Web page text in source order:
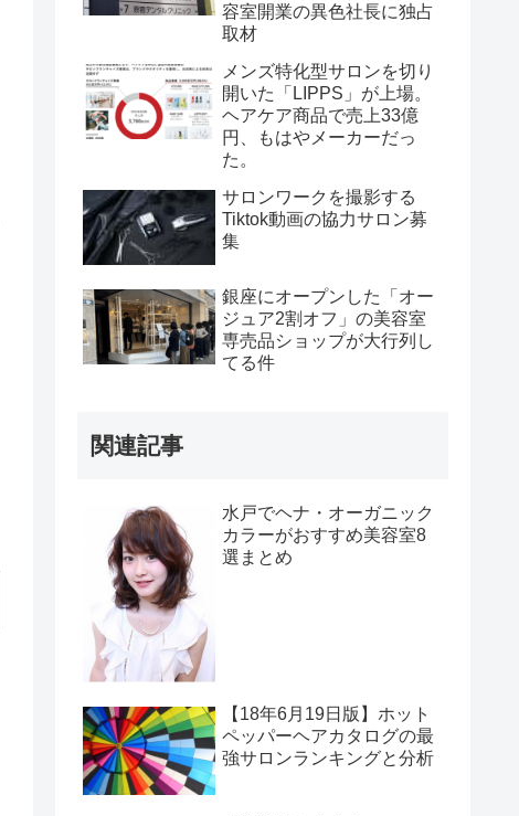
容室開業の異色社長に独占
取材
メンズ特化型サロンを切り
開いた「LIPPS」が上場。
ヘアケア商品で売上33億
円、もはやメーカーだっ
た。
サロンワークを撮影する
Tiktok動画の協力サロン募
集
銀座にオープンした「オー
ジュア2割オフ」の美容室
専売品ショップが大行列し
てる件
関連記事
水戸でヘナ・オーガニック
カラーがおすすめ美容室8
選まとめ
【18年6月19日版】ホット
ペッパーヘアカタログの最
強サロンランキングと分析